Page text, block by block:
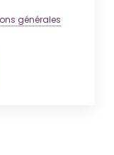
générales